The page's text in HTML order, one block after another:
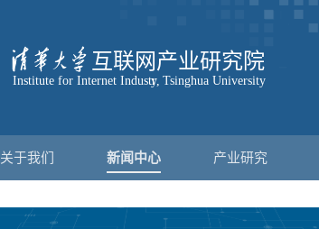
关于我们 新闻中心 产业研究